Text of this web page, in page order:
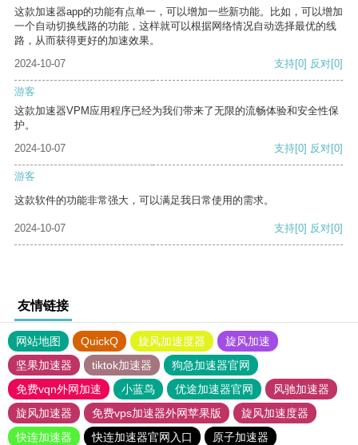
这款加速器app的功能有点单一，可以增加一些新功能。比如，可以增加
一个自动切换线路的功能，这样就可以根据网络情况自动选择最优的线
路，从而获得更好的加速效果。
2024-10-07
支持[0] 反对[0]
游客
这款加速器VPM应用程序已经为我们带来了无限的流畅体验和安全性保
护。
2024-10-07
支持[0] 反对[0]
游客
这款软件的功能非常强大，可以满足我日常使用的需求。
2024-10-07 支持[0] 反对[0]
友情链接
网站地图 QuickQ 旋风加速度器
旋风加速
坚果加速器
tiktok加速器
狗急加速器官网
免费vqn外网加速
小蓝鸟 优途加速器官网
风驰加速器
旋风加速器
免费vps加速器外网苹果版
旋风加速度器
快连加速器
快连加速器官网入口
原子加速器